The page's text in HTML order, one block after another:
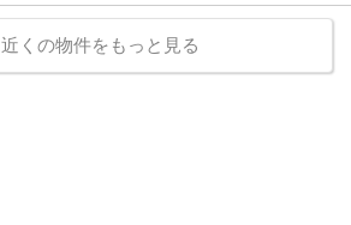
近くの物件をもっと見る